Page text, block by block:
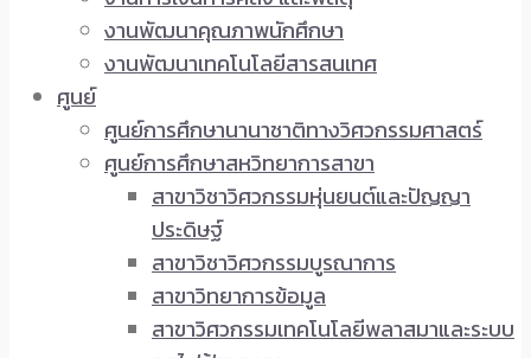
งานพัฒนาคุณภาพนักศึกษา
งานพัฒนาเทคโนโลยีสารสนเทศ
ศูนย์
ศูนย์การศึกษานานาชาติทางวิศวกรรมศาสตร์
ศูนย์การศึกษาสหวิทยาการสาขา
สาขาวิชาวิศวกรรมหุ่นยนต์และปัญญา
ประดิษฐ์
สาขาวิชาวิศวกรรมบูรณาการ
สาขาวิทยาการข้อมูล
สาขาวิศวกรรมเทคโนโลยีพลาสมาและระบบ